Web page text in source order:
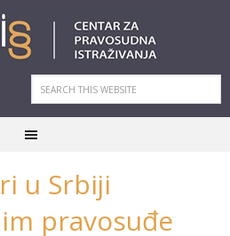
u Srbiji
pravosuđe